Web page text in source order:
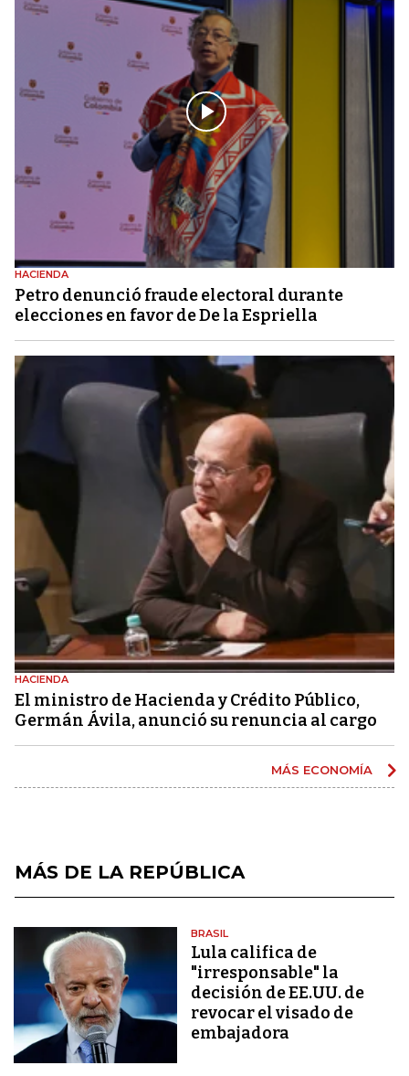
HACIENDA
Petro denunció fraude electoral durante
elecciones en favor de De la Espriella
HACIENDA
El ministro de Hacienda y Crédito Público,
Germán Ávila, anunció su renuncia al cargo
MÁS ECONOMÍA
MÁS DE LA REPÚBLICA
BRASIL
Lula califica de
"irresponsable" la
decisión de EE.UU. de
revocar el visado de
embajadora